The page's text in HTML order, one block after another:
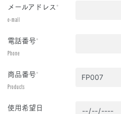
メールアドレス*
e-mail
電話番号*
Phone
商品番号*
Products
使用希望日